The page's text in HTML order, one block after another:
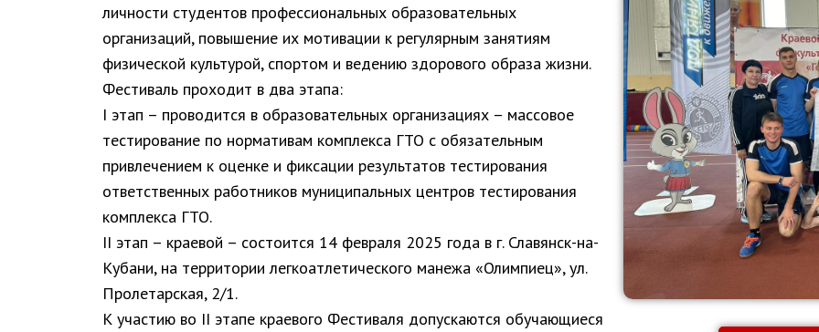
личности студентов профессиональных образовательных
организаций, повышение их мотивации к регулярным занятиям
физической культурой, спортом и ведению здорового образа жизни.
Фестиваль проходит в два этапа:
I этап – проводится в образовательных организациях – массовое
тестирование по нормативам комплекса ГТО с обязательным
привлечением к оценке и фиксации результатов тестирования
ответственных работников муниципальных центров тестирования
комплекса ГТО.
II этап – краевой – состоится 14 февраля 2025 года в г. Славянск-на-
Кубани, на территории легкоатлетического манежа «Олимпиец», ул.
Пролетарская, 2/1.
К участию во II этапе краевого Фестиваля допускаются обучающиеся